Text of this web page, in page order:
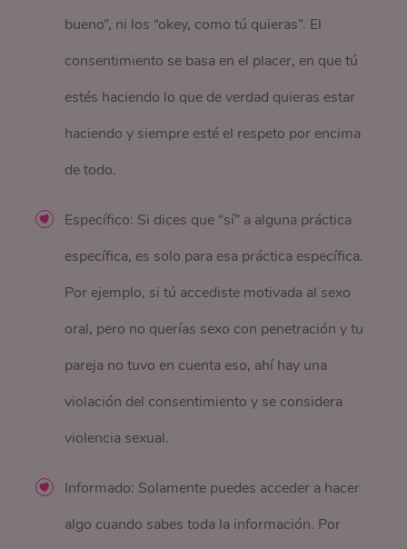
bueno”, ni los “okey, como tú quieras”. El
consentimiento se basa en el placer, en que tú
estés haciendo lo que de verdad quieras estar
haciendo y siempre esté el respeto por encima
de todo.
Específico: Si dices que “sí” a alguna práctica
específica, es solo para esa práctica específica.
Por ejemplo, si tú accediste motivada al sexo
oral, pero no querías sexo con penetración y tu
pareja no tuvo en cuenta eso, ahí hay una
violación del consentimiento y se considera
violencia sexual.
Informado: Solamente puedes acceder a hacer
algo cuando sabes toda la información. Por